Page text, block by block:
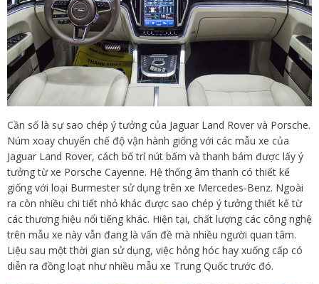
Cần số là sự sao chép ý tưởng của Jaguar Land Rover và Porsche.
Núm xoay chuyển chế độ vận hành giống với các mẫu xe của
Jaguar Land Rover, cách bố trí nút bấm và thanh bám được lấy ý
tưởng từ xe Porsche Cayenne. Hệ thống âm thanh có thiết kế
giống với loại Burmester sử dụng trên xe Mercedes-Benz. Ngoài
ra còn nhiều chi tiết nhỏ khác được sao chép ý tưởng thiết kế từ
các thương hiệu nổi tiếng khác. Hiện tại, chất lượng các công nghệ
trên mẫu xe này vẫn đang là vấn đề mà nhiều người quan tâm.
Liệu sau một thời gian sử dụng, việc hỏng hóc hay xuống cấp có
diễn ra đồng loạt như nhiều mẫu xe Trung Quốc trước đó.